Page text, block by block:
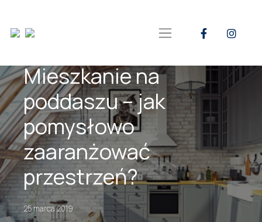
Mieszkanie na
poddaszu – jak
pomysłowo
zaaranżować
przestrzeń?
25 marca 2019